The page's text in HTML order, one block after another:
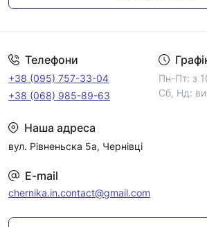
Телефони
+38 (095) 757-33-04
+38 (068) 985-89-63
Пн-Пт: з
Сб, Нд:
Наша адреса
вул. Рівненьска 5а, Чернівці
E-mail
chernika.in.contact@gmail.com